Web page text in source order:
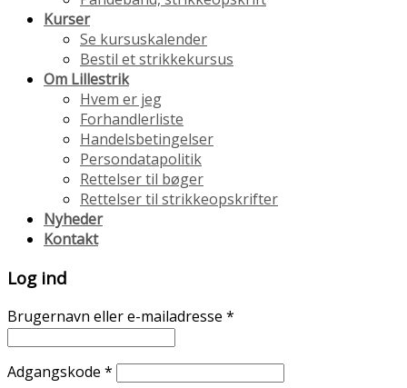
Kurser
Se kursuskalender
Bestil et strikkekursus
Om Lillestrik
Hvem er jeg
Forhandlerliste
Handelsbetingelser
Persondatapolitik
Rettelser til bøger
Rettelser til strikkeopskrifter
Nyheder
Kontakt
Log ind
Brugernavn eller e-mailadresse *
Adgangskode *